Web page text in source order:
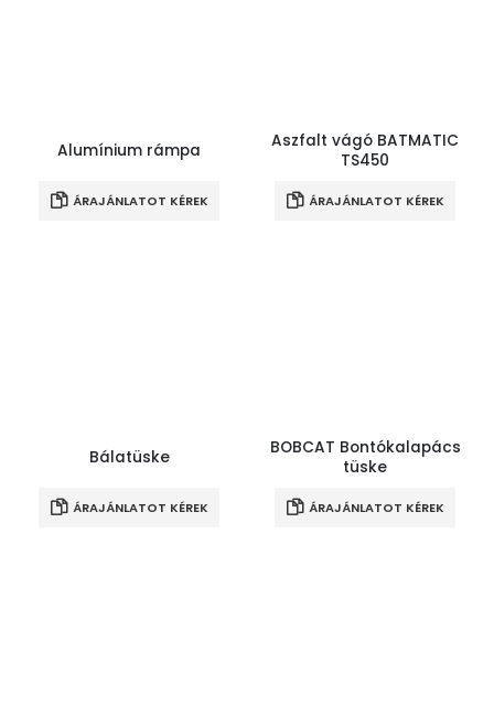
Alumínium rámpa
ÁRAJÁNLATOT KÉREK
Aszfalt vágó BATMATIC
TS450
ÁRAJÁNLATOT KÉREK
Bálatüske
ÁRAJÁNLATOT KÉREK
BOBCAT Bontókalapács
tüske
ÁRAJÁNLATOT KÉREK